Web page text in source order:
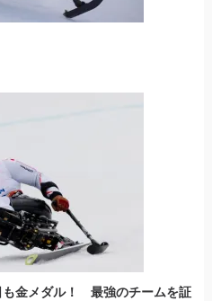
も金メダル！ 最強のチームを証